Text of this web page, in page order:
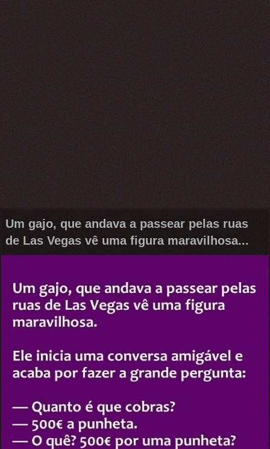
Um gajo, que andava a passear pelas ruas
de Las Vegas vê uma figura maravilhosa...